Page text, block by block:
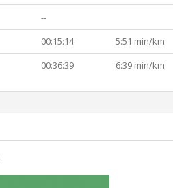
--
00:15:14
5:51 min/km
00:36:39 6:39 min/km